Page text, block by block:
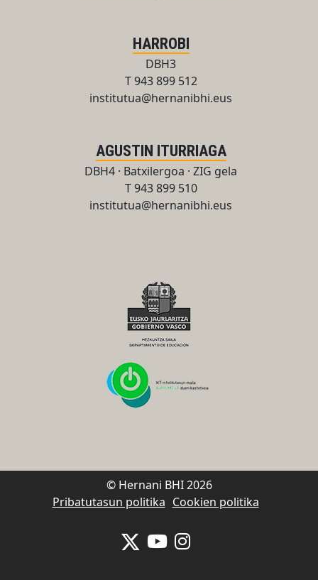
HARROBI
DBH3
T 943 899 512
institutua@hernanibhi.eus
AGUSTIN ITURRIAGA
DBH4 · Batxilergoa · ZIG gela
T 943 899 510
institutua@hernanibhi.eus
© Hernani BHI 2026
Pribatutasun politika Cookien politika
Se abrirá nueva ventana-twitter
Se abrirá nueva ventana-